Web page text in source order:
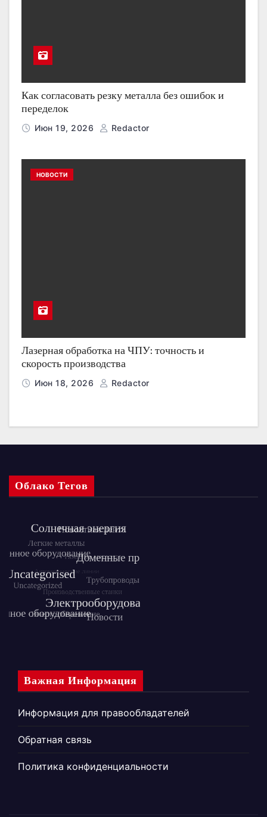
Как согласовать резку металла без ошибок и
переделок
Июн 19, 2026 Redactor
НОВОСТИ
Лазерная обработка на ЧПУ: точность и
скорость производства
Июн 18, 2026 Redactor
Облако Тегов
Важная Информация
Информация для правообладателей
Обратная связь
Политика конфиденциальности